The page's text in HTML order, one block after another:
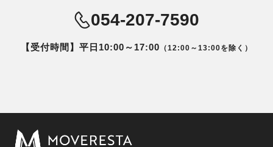
054-207-7590
【受付時間】平日10:00～17:00 （12:00～13:00を除く）